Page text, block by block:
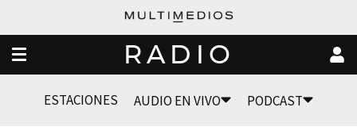
RADIO
ESTACIONES AUDIO EN VIVO PODCAST